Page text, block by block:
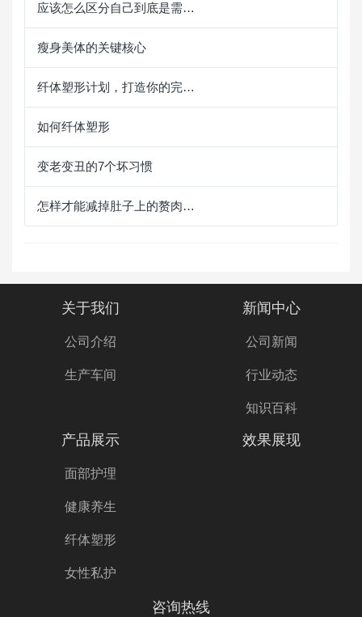
应该怎么区分自己到底是需…
瘦身美体的关键核心
纤体塑形计划，打造你的完…
如何纤体塑形
变老变丑的7个坏习惯
怎样才能减掉肚子上的赘肉…
关于我们
公司介绍
生产车间
新闻中心
公司新闻
行业动态
知识百科
产品展示
面部护理
健康养生
纤体塑形
女性私护
效果展现
咨询热线